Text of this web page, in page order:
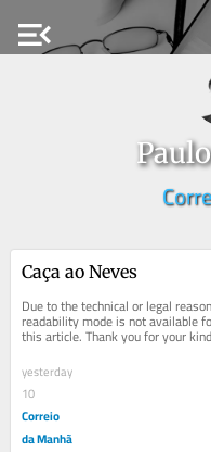
menu_open
Caça ao Neves
Due to the technical or legal
readability mode is not available
this article. Thank you for your kind
yesterday
10
Correio
da Manhã